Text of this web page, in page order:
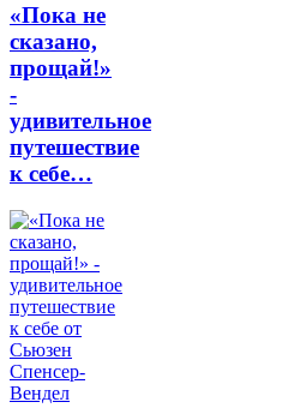
«Пока не
сказано,
прощай!»
-
удивительное
путешествие
к себе…